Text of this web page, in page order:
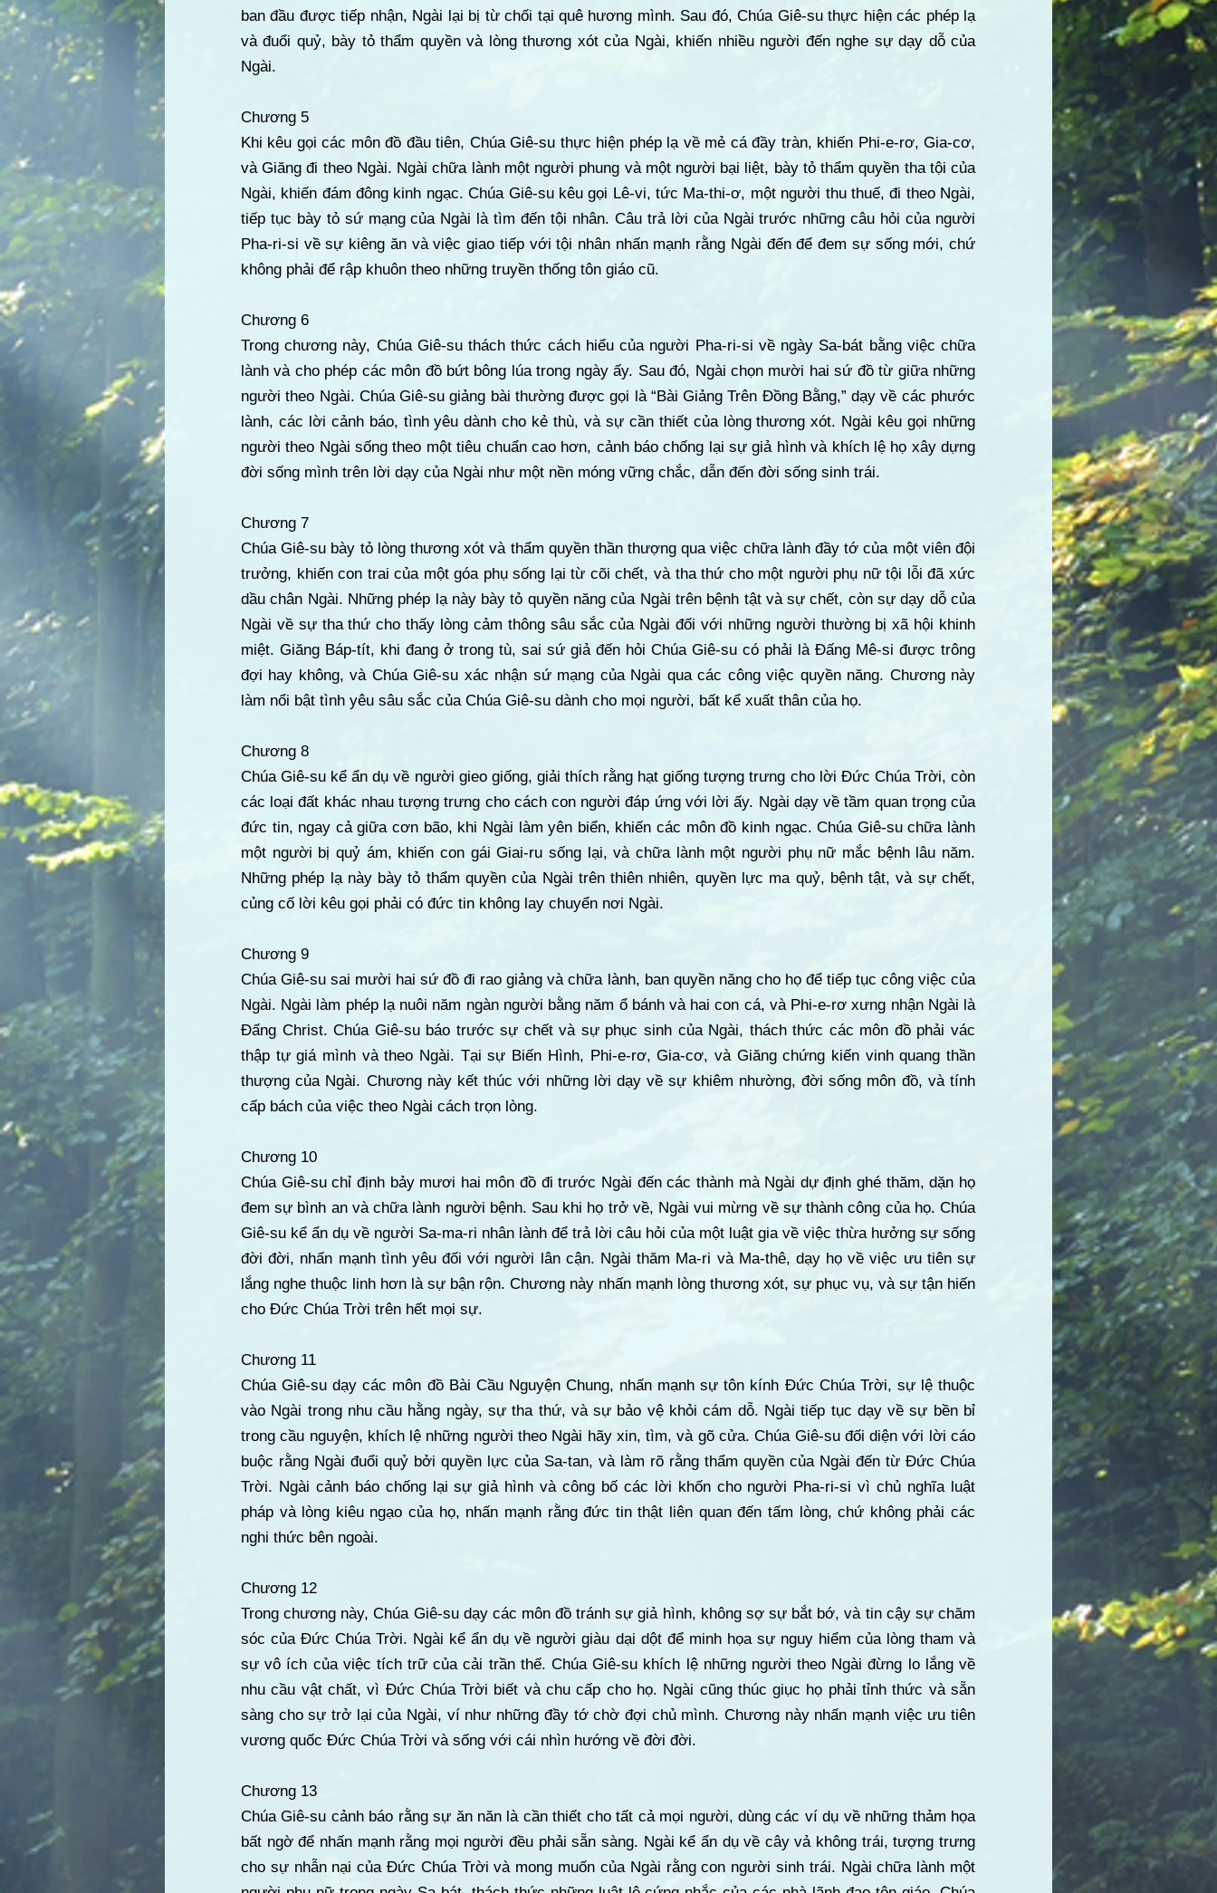
ban đầu được tiếp nhận, Ngài lại bị từ chối tại quê hương mình. Sau đó, Chúa Giê-su thực hiện các phép lạ
và đuổi quỷ, bày tỏ thẩm quyền và lòng thương xót của Ngài, khiến nhiều người đến nghe sự dạy dỗ của
Ngài.
Chương 5
Khi kêu gọi các môn đồ đầu tiên, Chúa Giê-su thực hiện phép lạ về mẻ cá đầy tràn, khiến Phi-e-rơ, Gia-cơ,
và Giăng đi theo Ngài. Ngài chữa lành một người phung và một người bại liệt, bày tỏ thẩm quyền tha tội của
Ngài, khiến đám đông kinh ngạc. Chúa Giê-su kêu gọi Lê-vi, tức Ma-thi-ơ, một người thu thuế, đi theo Ngài,
tiếp tục bày tỏ sứ mạng của Ngài là tìm đến tội nhân. Câu trả lời của Ngài trước những câu hỏi của người
Pha-ri-si về sự kiêng ăn và việc giao tiếp với tội nhân nhấn mạnh rằng Ngài đến để đem sự sống mới, chứ
không phải để rập khuôn theo những truyền thống tôn giáo cũ.
Chương 6
Trong chương này, Chúa Giê-su thách thức cách hiểu của người Pha-ri-si về ngày Sa-bát bằng việc chữa
lành và cho phép các môn đồ bứt bông lúa trong ngày ấy. Sau đó, Ngài chọn mười hai sứ đồ từ giữa những
người theo Ngài. Chúa Giê-su giảng bài thường được gọi là “Bài Giảng Trên Đồng Bằng,” dạy về các phước
lành, các lời cảnh báo, tình yêu dành cho kẻ thù, và sự cần thiết của lòng thương xót. Ngài kêu gọi những
người theo Ngài sống theo một tiêu chuẩn cao hơn, cảnh báo chống lại sự giả hình và khích lệ họ xây dựng
đời sống mình trên lời dạy của Ngài như một nền móng vững chắc, dẫn đến đời sống sinh trái.
Chương 7
Chúa Giê-su bày tỏ lòng thương xót và thẩm quyền thần thượng qua việc chữa lành đầy tớ của một viên đội
trưởng, khiến con trai của một góa phụ sống lại từ cõi chết, và tha thứ cho một người phụ nữ tội lỗi đã xức
dầu chân Ngài. Những phép lạ này bày tỏ quyền năng của Ngài trên bệnh tật và sự chết, còn sự dạy dỗ của
Ngài về sự tha thứ cho thấy lòng cảm thông sâu sắc của Ngài đối với những người thường bị xã hội khinh
miệt. Giăng Báp-tít, khi đang ở trong tù, sai sứ giả đến hỏi Chúa Giê-su có phải là Đấng Mê-si được trông
đợi hay không, và Chúa Giê-su xác nhận sứ mạng của Ngài qua các công việc quyền năng. Chương này
làm nổi bật tình yêu sâu sắc của Chúa Giê-su dành cho mọi người, bất kể xuất thân của họ.
Chương 8
Chúa Giê-su kể ẩn dụ về người gieo giống, giải thích rằng hạt giống tượng trưng cho lời Đức Chúa Trời, còn
các loại đất khác nhau tượng trưng cho cách con người đáp ứng với lời ấy. Ngài dạy về tầm quan trọng của
đức tin, ngay cả giữa cơn bão, khi Ngài làm yên biển, khiến các môn đồ kinh ngạc. Chúa Giê-su chữa lành
một người bị quỷ ám, khiến con gái Giai-ru sống lại, và chữa lành một người phụ nữ mắc bệnh lâu năm.
Những phép lạ này bày tỏ thẩm quyền của Ngài trên thiên nhiên, quyền lực ma quỷ, bệnh tật, và sự chết,
củng cố lời kêu gọi phải có đức tin không lay chuyển nơi Ngài.
Chương 9
Chúa Giê-su sai mười hai sứ đồ đi rao giảng và chữa lành, ban quyền năng cho họ để tiếp tục công việc của
Ngài. Ngài làm phép lạ nuôi năm ngàn người bằng năm ổ bánh và hai con cá, và Phi-e-rơ xưng nhận Ngài là
Đấng Christ. Chúa Giê-su báo trước sự chết và sự phục sinh của Ngài, thách thức các môn đồ phải vác
thập tự giá mình và theo Ngài. Tại sự Biến Hình, Phi-e-rơ, Gia-cơ, và Giăng chứng kiến vinh quang thần
thượng của Ngài. Chương này kết thúc với những lời dạy về sự khiêm nhường, đời sống môn đồ, và tính
cấp bách của việc theo Ngài cách trọn lòng.
Chương 10
Chúa Giê-su chỉ định bảy mươi hai môn đồ đi trước Ngài đến các thành mà Ngài dự định ghé thăm, dặn họ
đem sự bình an và chữa lành người bệnh. Sau khi họ trở về, Ngài vui mừng về sự thành công của họ. Chúa
Giê-su kể ẩn dụ về người Sa-ma-ri nhân lành để trả lời câu hỏi của một luật gia về việc thừa hưởng sự sống
đời đời, nhấn mạnh tình yêu đối với người lân cận. Ngài thăm Ma-ri và Ma-thê, dạy họ về việc ưu tiên sự
lắng nghe thuộc linh hơn là sự bận rộn. Chương này nhấn mạnh lòng thương xót, sự phục vụ, và sự tận hiến
cho Đức Chúa Trời trên hết mọi sự.
Chương 11
Chúa Giê-su dạy các môn đồ Bài Cầu Nguyện Chung, nhấn mạnh sự tôn kính Đức Chúa Trời, sự lệ thuộc
vào Ngài trong nhu cầu hằng ngày, sự tha thứ, và sự bảo vệ khỏi cám dỗ. Ngài tiếp tục dạy về sự bền bỉ
trong cầu nguyện, khích lệ những người theo Ngài hãy xin, tìm, và gõ cửa. Chúa Giê-su đối diện với lời cáo
buộc rằng Ngài đuổi quỷ bởi quyền lực của Sa-tan, và làm rõ rằng thẩm quyền của Ngài đến từ Đức Chúa
Trời. Ngài cảnh báo chống lại sự giả hình và công bố các lời khốn cho người Pha-ri-si vì chủ nghĩa luật
pháp và lòng kiêu ngạo của họ, nhấn mạnh rằng đức tin thật liên quan đến tấm lòng, chứ không phải các
nghi thức bên ngoài.
Chương 12
Trong chương này, Chúa Giê-su dạy các môn đồ tránh sự giả hình, không sợ sự bắt bớ, và tin cậy sự chăm
sóc của Đức Chúa Trời. Ngài kể ẩn dụ về người giàu dại dột để minh họa sự nguy hiểm của lòng tham và
sự vô ích của việc tích trữ của cải trần thế. Chúa Giê-su khích lệ những người theo Ngài đừng lo lắng về
nhu cầu vật chất, vì Đức Chúa Trời biết và chu cấp cho họ. Ngài cũng thúc giục họ phải tỉnh thức và sẵn
sàng cho sự trở lại của Ngài, ví như những đầy tớ chờ đợi chủ mình. Chương này nhấn mạnh việc ưu tiên
vương quốc Đức Chúa Trời và sống với cái nhìn hướng về đời đời.
Chương 13
Chúa Giê-su cảnh báo rằng sự ăn năn là cần thiết cho tất cả mọi người, dùng các ví dụ về những thảm họa
bất ngờ để nhấn mạnh rằng mọi người đều phải sẵn sàng. Ngài kể ẩn dụ về cây vả không trái, tượng trưng
cho sự nhẫn nại của Đức Chúa Trời và mong muốn của Ngài rằng con người sinh trái. Ngài chữa lành một